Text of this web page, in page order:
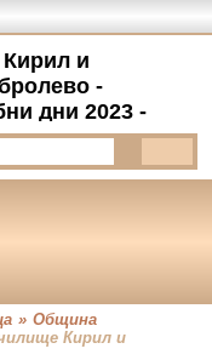
и
-
дни 2023 -
» Община
Кирил и